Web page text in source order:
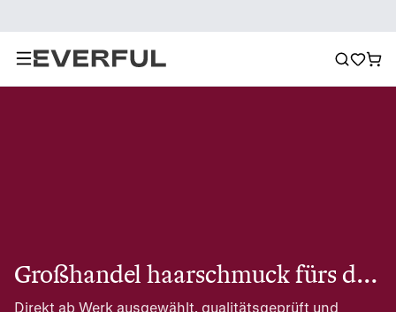
Großhandel haarschmuck fürs dating
Direkt ab Werk ausgewählt, qualitätsgeprüft und